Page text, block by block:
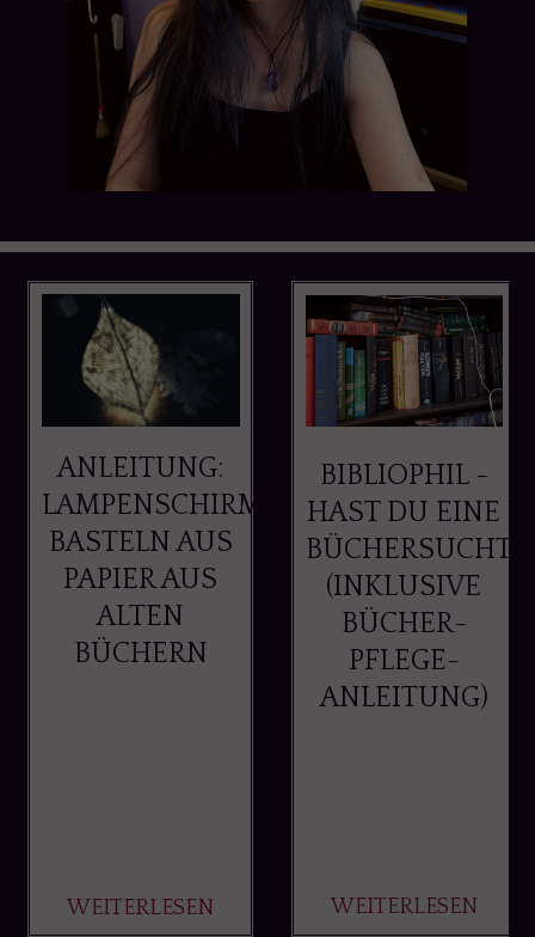
ANLEITUNG:
LAMPENSCHIRM
BASTELN AUS
PAPIER AUS
ALTEN
BÜCHERN
WEITERLESEN
BIBLIOPHIL -
HAST DU EINE
BÜCHERSUCHT?
(INKLUSIVE
BÜCHER-
PFLEGE-
ANLEITUNG)
WEITERLESEN